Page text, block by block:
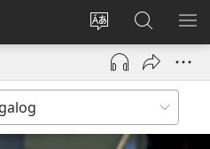
Baguhin
ang
wika
ng
Mag-
log
bubukas
bagong
sa
JW.ORG